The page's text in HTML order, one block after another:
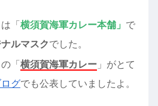
「 横須賀海軍カレー本舗」 で
ルマスクでした。
「 横須賀海軍カレー 」がとて
グでも公表していましたよ。